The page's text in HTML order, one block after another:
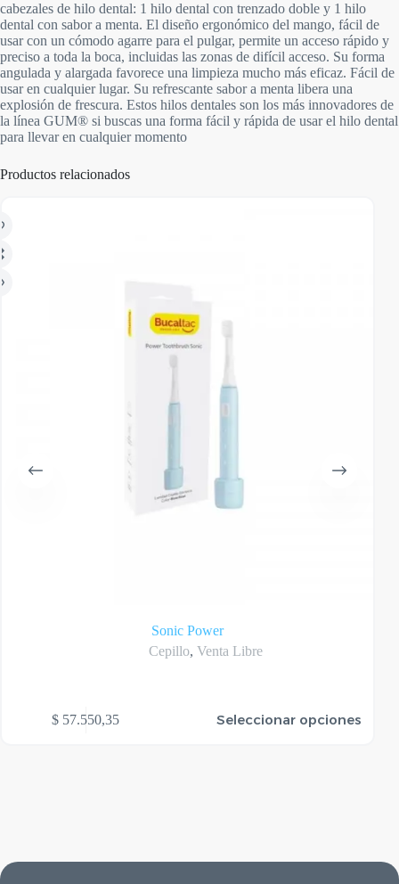
cabezales de hilo dental: 1 hilo dental con trenzado doble y 1 hilo
dental con sabor a menta. El diseño ergonómico del mango, fácil de
usar con un cómodo agarre para el pulgar, permite un acceso rápido y
preciso a toda la boca, incluidas las zonas de difícil acceso. Su forma
angulada y alargada favorece una limpieza mucho más eficaz. Fácil de
usar en cualquier lugar. Su refrescante sabor a menta libera una
explosión de frescura. Estos hilos dentales son los más innovadores de
la línea GUM® si buscas una forma fácil y rápida de usar el hilo dental
para llevar en cualquier momento
Productos relacionados
Sonic Power
Cepillo, Venta Libre
$ 57.550,35 Seleccionar opciones